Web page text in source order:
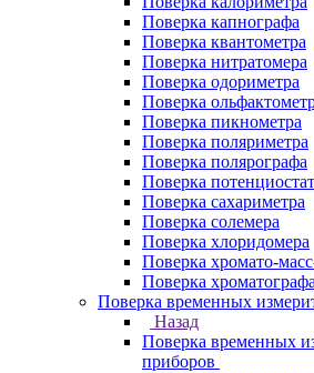
Поверка капнографа
Поверка квантометра
Поверка нитратомера
Поверка одориметра
Поверка
Поверка пикнометра
Поверка поляриметра
Поверка полярографа
Поверка
Поверка сахариметра
Поверка солемера
Поверка хлоридомера
Поверка хромато-
Поверка хроматографа
Поверка временных
Назад
Поверка временных
приборов